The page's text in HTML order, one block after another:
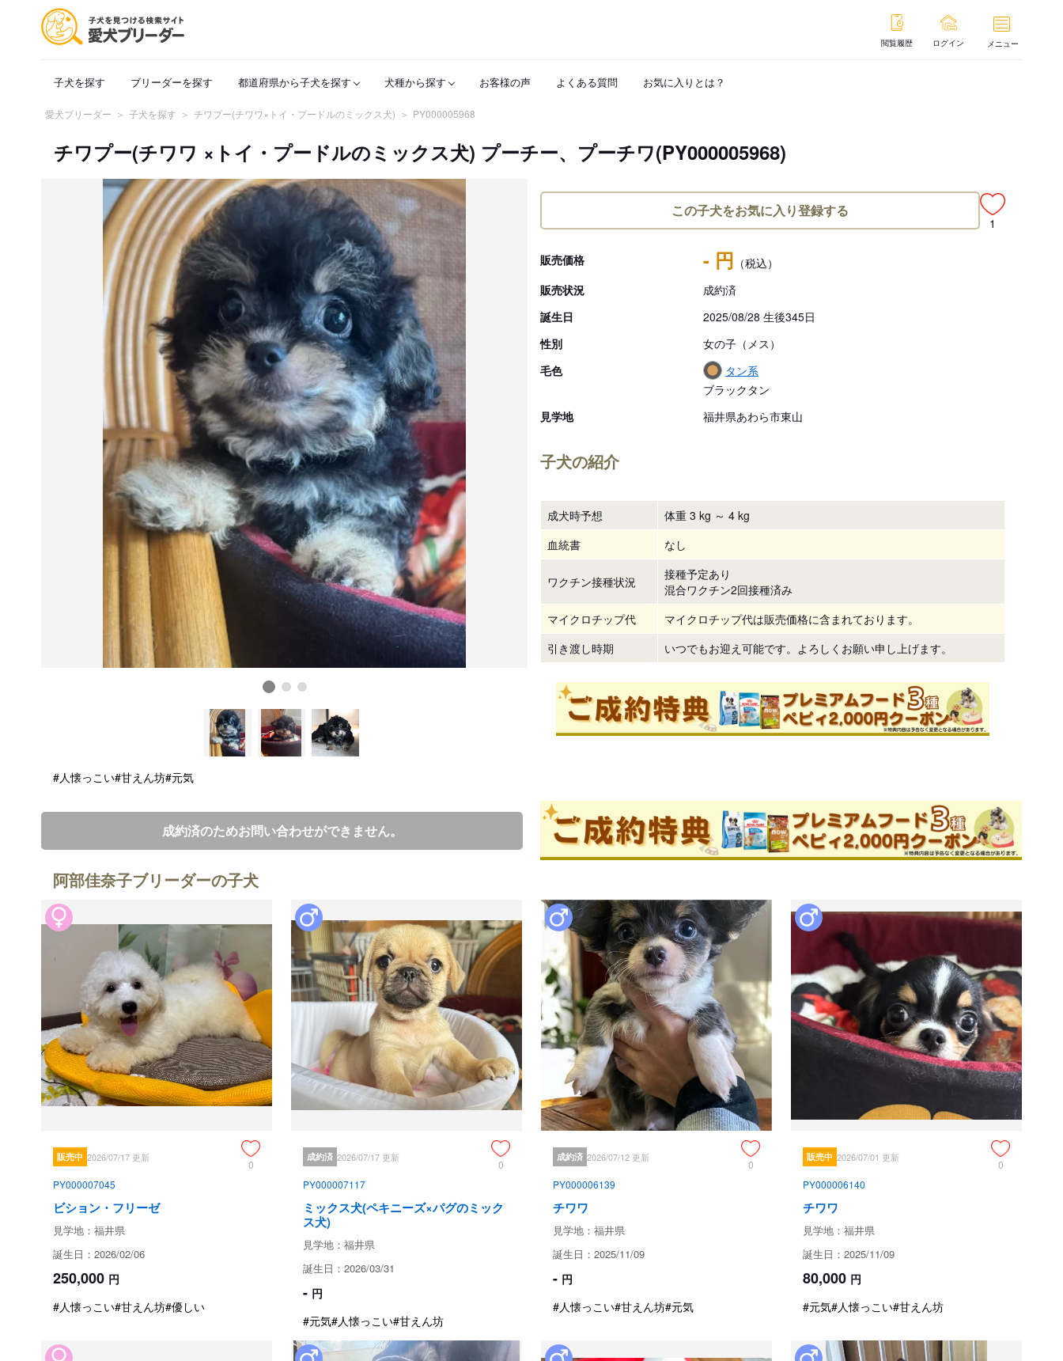
閲覧履歴 ログイン メニュー
子犬を探す ブリーダーを探す 都道府県から子犬を探す 犬種から探す お客様の声 よくある質問 お気に入りとは？
愛犬ブリーダー 子犬を探す チワプー(チワワ×トイ・プードルのミックス犬) PY000005968
チワプー(チワワ ×トイ・プードルのミックス犬) プーチー、プーチワ(PY000005968)
#人懐っこい#甘えん坊#元気
この子犬をお気に入り登録する
1
販売価格 - 円 （税込）
販売状況
成約済
誕生日
2025/08/28 生後345日
性別
女の子（メス）
毛色
タン系
ブラックタン
見学地
福井県あわら市東山
子犬の紹介
成犬時予想
体重 3 kg ～ 4 kg
血統書
なし
ワクチン接種状況
接種予定あり
混合ワクチン2回接種済み
マイクロチップ代
マイクロチップ代は販売価格に含まれております。
引き渡し時期
いつでもお迎え可能です。よろしくお願い申し上げます。
ブリーダー情報
阿部佳奈子ブリーダー
口コミ3件
このブリーダーの詳細
わんこたちのことをいちばんに考え、広いサークル、広いランでのびの
びと過ごしております。
ブリーダーからの紹介文
成長してもかわいさは変わりません！！人懐っこく、元気で明るい子です。
ママはタイニープードルちゃん！
お顔も性格もめちゃくちゃかわいいです。
よろしくお願いいたします！
成約済のためお問い合わせができません。
保証とサポート
生体保証内容
成約済のためお問い合わせができません。
阿部佳奈子ブリーダーの子犬
販売中 2026/07/17 更新
0
PY000007045
ビション・フリーゼ
見学地：福井県
誕生日：2026/02/06
250,000 円
#人懐っこい#甘えん坊#優しい
成約済 2026/07/17 更新
0
PY000007117
ミックス犬(ペキニーズ×パグのミック
ス犬)
見学地：福井県
誕生日：2026/03/31
- 円
#元気#人懐っこい#甘えん坊
成約済 2026/07/12 更新
0
PY000006139
チワワ
見学地：福井県
誕生日：2025/11/09
- 円
#人懐っこい#甘えん坊#元気
販売中 2026/07/01 更新
0
PY000006140
チワワ
見学地：福井県
誕生日：2025/11/09
80,000 円
#元気#人懐っこい#甘えん坊